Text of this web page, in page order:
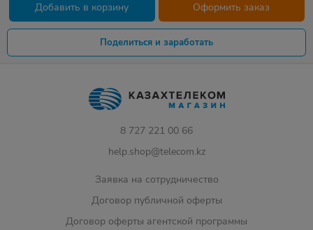
Добавить в корзину Оформить заказ
Поделиться и заработать
8 727 221 00 66
help.shop@telecom.kz
Заявка на сотрудничество
Договор публичной оферты
Договор оферты агентской программы